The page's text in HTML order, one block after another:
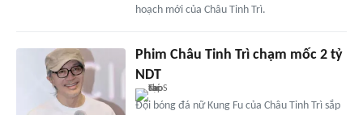
hoạch mới của Châu Tinh Trì.
Phim Châu Tinh Trì chạm mốc 2 tỷ
NDT
Đội bóng đá nữ Kung Fu của Châu Tinh Trì sắp